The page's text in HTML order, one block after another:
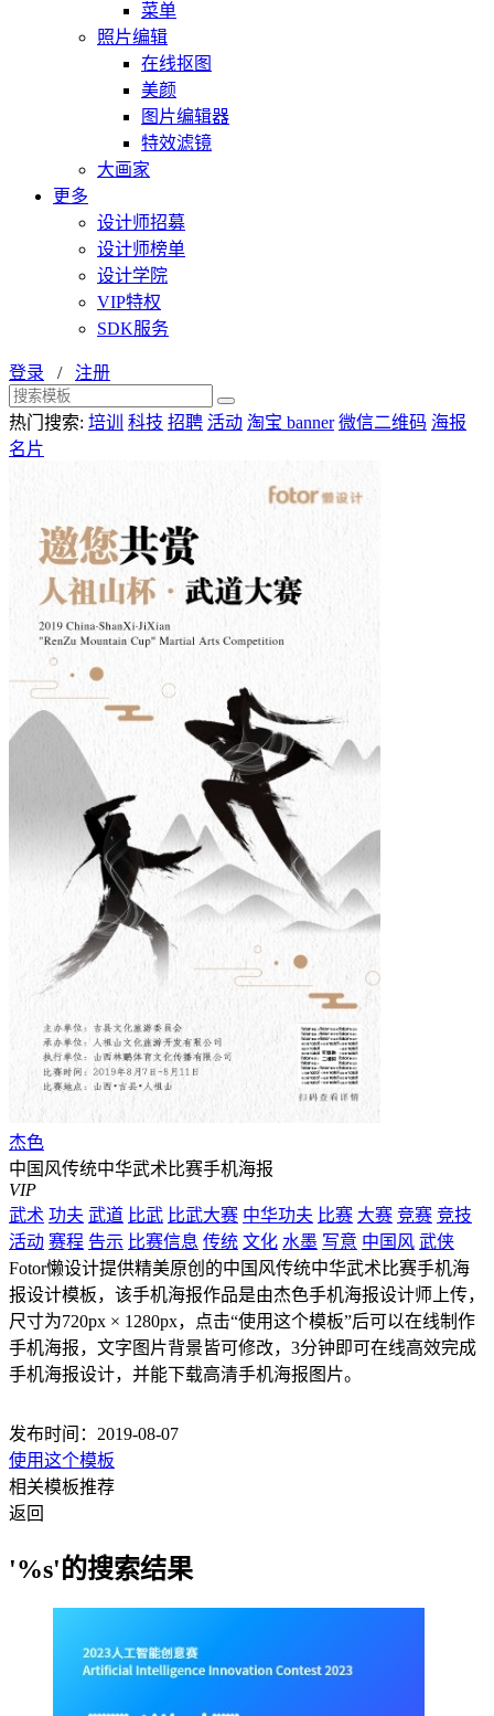
菜单
照片编辑
在线抠图
美颜
图片编辑器
特效滤镜
大画家
更多
设计师招募
设计师榜单
设计学院
VIP特权
SDK服务
登录 / 注册
热门搜索: 培训 科技 招聘 活动 淘宝 banner 微信二维码 海报
名片
杰色
中国风传统中华武术比赛手机海报
VIP
武术 功夫 武道 比武 比武大赛 中华功夫 比赛 大赛 竞赛 竞技
活动 赛程 告示 比赛信息 传统 文化 水墨 写意 中国风 武侠
Fotor懒设计提供精美原创的中国风传统中华武术比赛手机海
报设计模板，该手机海报作品是由杰色手机海报设计师上传，
尺寸为720px × 1280px，点击“使用这个模板”后可以在线制作
手机海报，文字图片背景皆可修改，3分钟即可在线高效完成
手机海报设计，并能下载高清手机海报图片。
发布时间：2019-08-07
使用这个模板
相关模板推荐
返回
'%s'的搜索结果